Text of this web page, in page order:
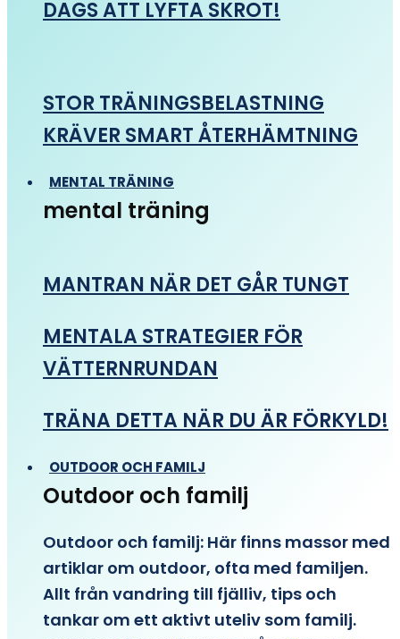
DAGS ATT LYFTA SKROT!
STOR TRÄNINGSBELASTNING
KRÄVER SMART ÅTERHÄMTNING
MENTAL TRÄNING
mental träning
MANTRAN NÄR DET GÅR TUNGT
MENTALA STRATEGIER FÖR
VÄTTERNRUNDAN
TRÄNA DETTA NÄR DU ÄR FÖRKYLD!
OUTDOOR OCH FAMILJ
Outdoor och familj
Outdoor och familj: Här finns massor med
artiklar om outdoor, ofta med familjen.
Allt från vandring till fjälliv, tips och
tankar om ett aktivt uteliv som familj.